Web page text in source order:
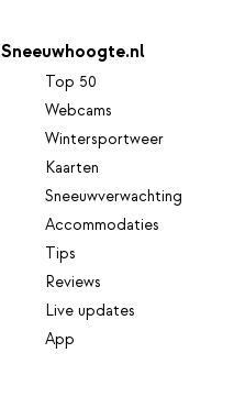
Sneeuwhoogte.nl
Top 50
Webcams
Wintersportweer
Kaarten
Sneeuwverwachting
Accommodaties
Tips
Reviews
Live updates
App